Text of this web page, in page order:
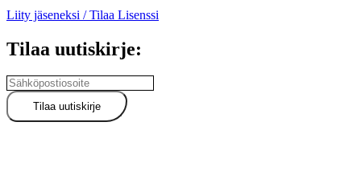
Liity jäseneksi / Tilaa Lisenssi
Tilaa uutiskirje: